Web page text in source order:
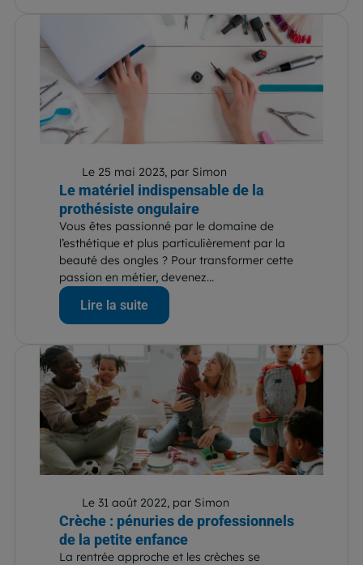
Le 25 mai 2023, par Simon
Le matériel indispensable de la
prothésiste ongulaire
Vous êtes passionné par le domaine de
l’esthétique et plus particulièrement par la
beauté des ongles ? Pour transformer cette
passion en métier, devenez...
Lire la suite
Le 31 août 2022, par Simon
Crèche : pénuries de professionnels
de la petite enfance
La rentrée approche et les crèches se